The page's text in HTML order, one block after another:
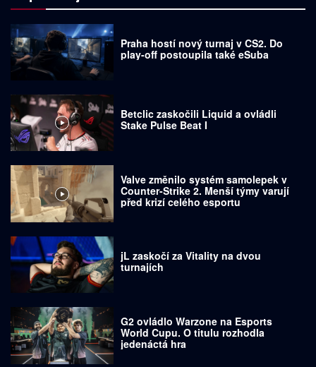
Praha hostí nový turnaj v CS2. Do
play-off postoupila také eSuba
Betclic zaskočili Liquid a ovládli
Stake Pulse Beat I
Valve změnilo systém samolepek v
Counter-Strike 2. Menší týmy varují
před krizí celého esportu
jL zaskočí za Vitality na dvou
turnajích
G2 ovládlo Warzone na Esports
World Cupu. O titulu rozhodla
jedenáctá hra